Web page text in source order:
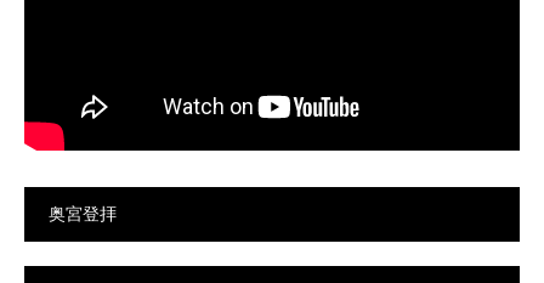
奥宮登拝